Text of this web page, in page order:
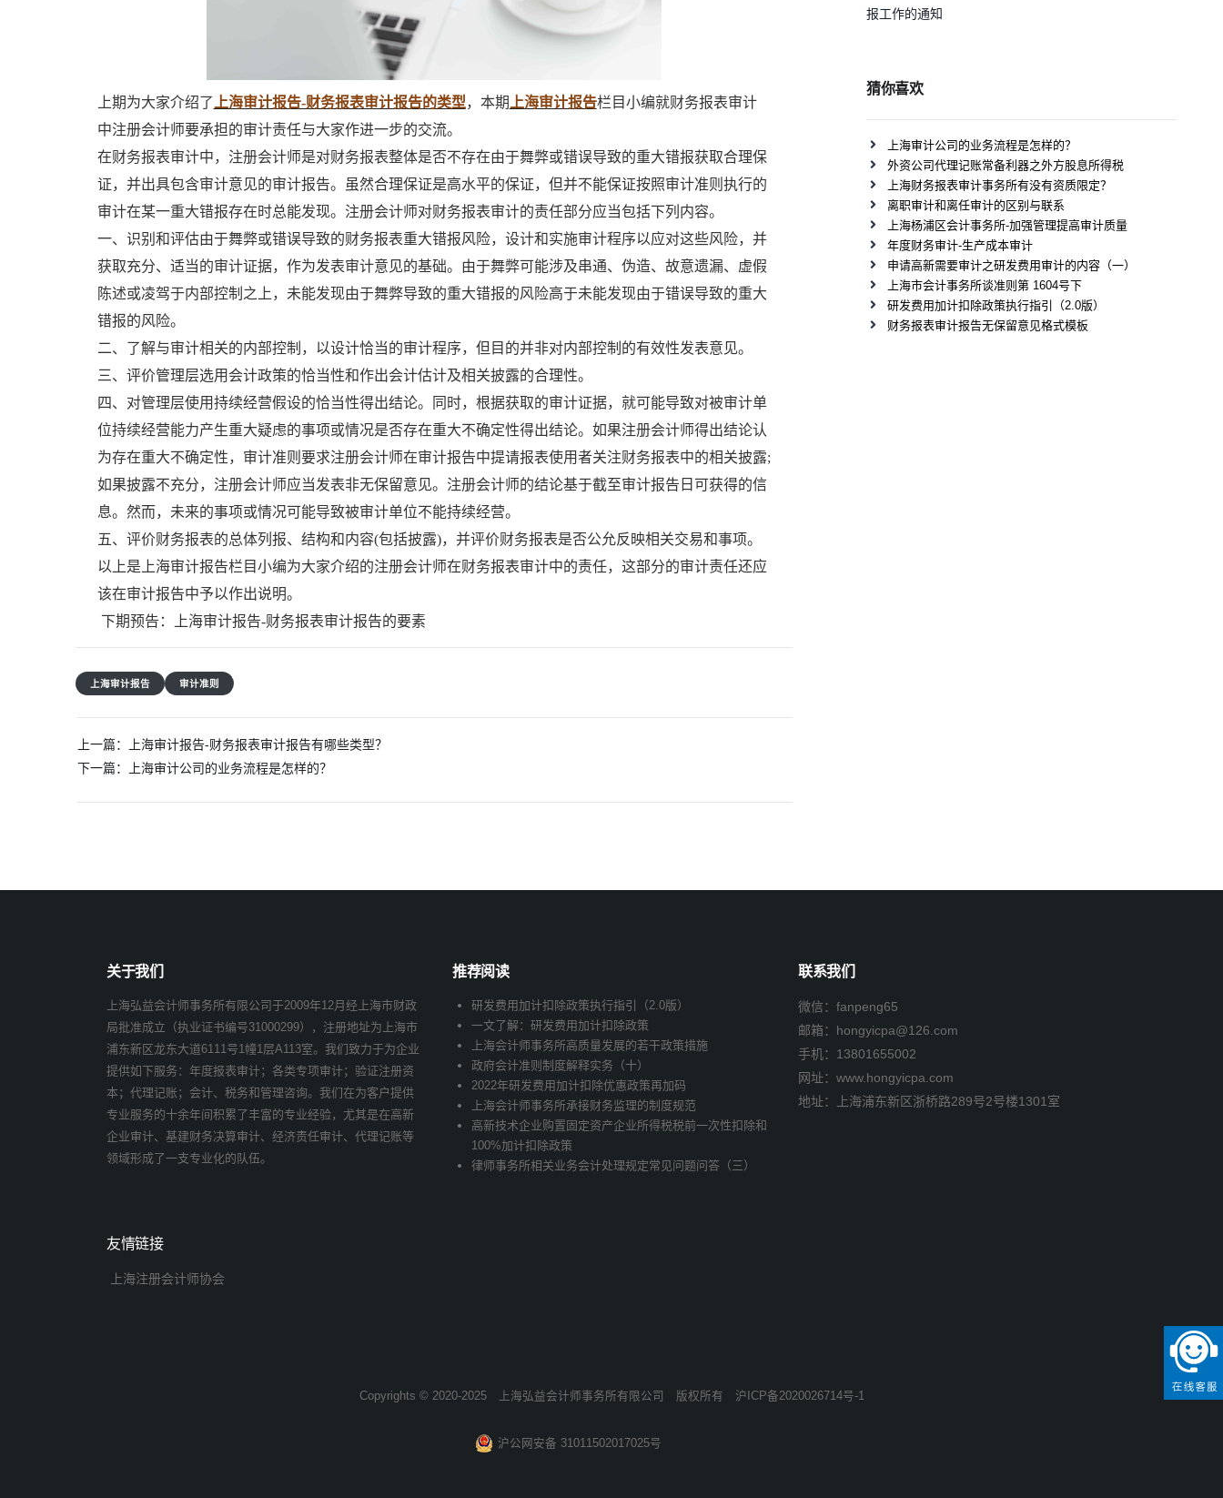
上期为大家介绍了 上海审计报告-财务报表审计报告的类型，本期 上海审计报告栏目小编就财务报表审计
中注册会计师要承担的审计责任与大家作进一步的交流。
在财务报表审计中，注册会计师是对财务报表整体是否不存在由于舞弊或错误导致的重大错报获取合理保
证，并出具包含审计意见的审计报告。虽然合理保证是高水平的保证，但并不能保证按照审计准则执行的
审计在某一重大错报存在时总能发现。注册会计师对财务报表审计的责任部分应当包括下列内容。
一、识别和评估由于舞弊或错误导致的财务报表重大错报风险，设计和实施审计程序以应对这些风险，并
获取充分、适当的审计证据，作为发表审计意见的基础。由于舞弊可能涉及串通、伪造、故意遗漏、虚假
陈述或凌驾于内部控制之上，未能发现由于舞弊导致的重大错报的风险高于未能发现由于错误导致的重大
错报的风险。
二、了解与审计相关的内部控制，以设计恰当的审计程序，但目的并非对内部控制的有效性发表意见。
三、评价管理层选用会计政策的恰当性和作出会计估计及相关披露的合理性。
四、对管理层使用持续经营假设的恰当性得出结论。同时，根据获取的审计证据，就可能导致对被审计单
位持续经营能力产生重大疑虑的事项或情况是否存在重大不确定性得出结论。如果注册会计师得出结论认
为存在重大不确定性，审计准则要求注册会计师在审计报告中提请报表使用者关注财务报表中的相关披露;
如果披露不充分，注册会计师应当发表非无保留意见。注册会计师的结论基于截至审计报告日可获得的信
息。然而，未来的事项或情况可能导致被审计单位不能持续经营。
五、评价财务报表的总体列报、结构和内容(包括披露)，并评价财务报表是否公允反映相关交易和事项。
以上是上海审计报告栏目小编为大家介绍的注册会计师在财务报表审计中的责任，这部分的审计责任还应
该在审计报告中予以作出说明。
下期预告：上海审计报告-财务报表审计报告的要素
上海审计报告 审计准则
章
上一篇：
上海审计报告-财务报表审计报告有哪些类型？
下一篇：
上海审计公司的业务流程是怎样的？
报工作的通知
猜你喜欢
上海审计公司的业务流程是怎样的？
外资公司代理记账常备利器之外方股息所得税
上海财务报表审计事务所有没有资质限定？
离职审计和离任审计的区别与联系
上海杨浦区会计事务所-加强管理提高审计质量
年度财务审计-生产成本审计
申请高新需要审计之研发费用审计的内容（一）
上海市会计事务所谈准则第 1604号下
研发费用加计扣除政策执行指引（2.0版）
财务报表审计报告无保留意见格式模板
关于我们
上海弘益会计师事务所有限公司于2009年12月经上海市财政
局批准成立（执业证书编号31000299），注册地址为上海市
浦东新区龙东大道6111号1幢1层A113室。我们致力于为企业
提供如下服务：年度报表审计；各类专项审计；验证注册资
本；代理记账；会计、税务和管理咨询。我们在为客户提供
专业服务的十余年间积累了丰富的专业经验，尤其是在高新
企业审计、基建财务决算审计、经济责任审计、代理记账等
领域形成了一支专业化的队伍。
推荐阅读
研发费用加计扣除政策执行指引（2.0版）
一文了解：研发费用加计扣除政策
上海会计师事务所高质量发展的若干政策措施
政府会计准则制度解释实务（十）
2022年研发费用加计扣除优惠政策再加码
上海会计师事务所承接财务监理的制度规范
高新技术企业购置固定资产企业所得税税前一次性扣除和
100%加计扣除政策
律师事务所相关业务会计处理规定常见问题问答（三）
联系我们
微信：fanpeng65
邮箱： hongyicpa@126.com
手机： 13801655002
网址：www.hongyicpa.com
地址：上海浦东新区浙桥路289号2号楼1301室
友情链接
上海注册会计师协会
Copyrights © 2020-2025 上海弘益会计师事务所有限公司 版权所有 沪ICP备2020026714号-1
沪公网安备 31011502017025号